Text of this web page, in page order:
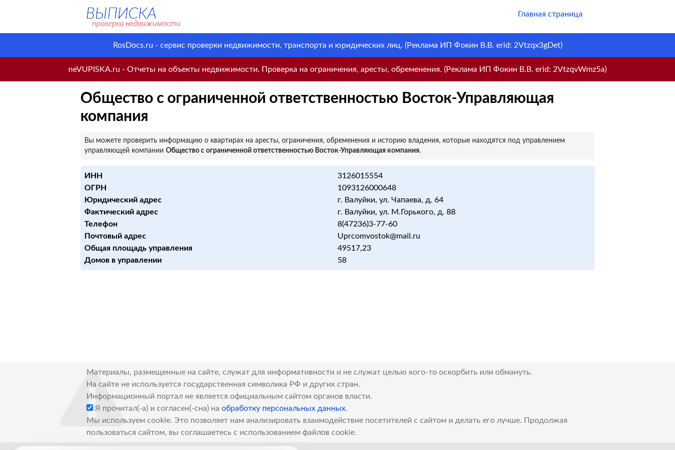
Главная страница
RosDocs.ru - сервис проверки недвижимости, транспорта и юридических лиц. (Реклама ИП Фокин В.В. erid: 2Vtzqx3gDet)
neVUPISKA.ru - Отчеты на объекты недвижимости. Проверка на ограничения, аресты, обременения. (Реклама ИП Фокин В.В. erid: 2VtzqvWmz5a)
Общество с ограниченной ответственностью Восток-Управляющая
компания
Вы можете проверить информацию о квартирах на аресты, ограничения, обременения и историю владения, которые находятся под управлением
управляющей компании Общество с ограниченной ответственностью Восток-Управляющая компания.
ИНН
3126015554
ОГРН
1093126000648
Юридический адрес
г. Валуйки, ул. Чапаева, д. 64
Фактический адрес
г. Валуйки, ул. М.Горького, д. 88
Телефон
8(47236)3-77-60
Почтовый адрес
Uprcomvostok@mail.ru
Общая площадь управления
49517,23
Домов в управлении
58
Материалы, размещенные на сайте, служат для информативности и не служат целью кого-то оскорбить или обмануть.
На сайте не используется государственная символика РФ и других стран.
Информационный портал не является официальным сайтом органов власти.
Я прочитал(-а) и согласен(-сна) на обработку персональных данных.
Мы используем cookie. Это позволяет нам анализировать взаимодействие посетителей с сайтом и делать его лучше. Продолжая
пользоваться сайтом, вы соглашаетесь с использованием файлов cookie.